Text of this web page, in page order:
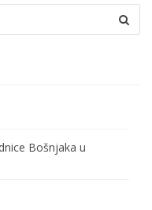
Bošnjaka u